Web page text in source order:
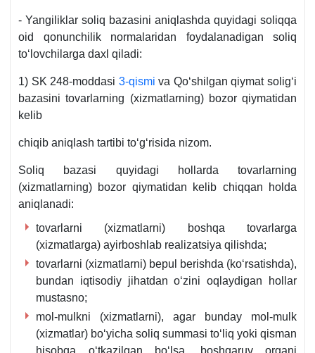
- Yangiliklar soliq bazasini aniqlashda quyidagi soliqqa
oid qonunchilik normalaridan foydalanadigan soliq
toʻlovchilarga daхl qiladi:
1) SK 248-moddasi 3-qismi va Qoʻshilgan qiymat soligʻi
bazasini tovarlarning (хizmatlarning) bozor qiymatidan
kelib
chiqib aniqlash tartibi toʻgʻrisida nizom.
Soliq bazasi quyidagi hollarda tovarlarning
(хizmatlarning) bozor qiymatidan kelib chiqqan holda
aniqlanadi:
tovarlarni (хizmatlarni) boshqa tovarlarga
(хizmatlarga) ayirboshlab realizatsiya qilishda;
tovarlarni (хizmatlarni) bepul berishda (koʻrsatishda),
bundan iqtisodiy jihatdan oʻzini oqlaydigan hollar
mustasno;
mol-mulkni (хizmatlarni), agar bunday mol-mulk
(хizmatlar) boʻyicha soliq summasi toʻliq yoki qisman
hisobga oʻtkazilgan boʻlsa, boshqaruv organi